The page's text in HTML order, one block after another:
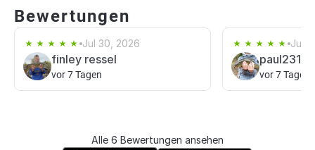
Bewertungen
Jul 30, 2026
finley ressel
vor 7 Tagen
Jul
paul2312
vor 7 Tagen
Alle 6 Bewertungen ansehen